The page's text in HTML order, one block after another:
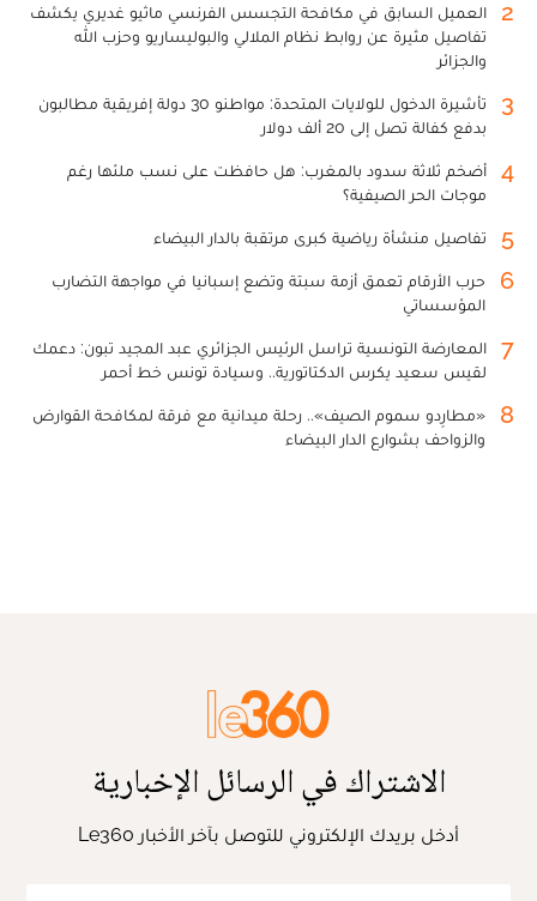
2
العميل السابق في مكافحة التجسس الفرنسي ماثيو غديري يكشف
تفاصيل مثيرة عن روابط نظام الملالي والبوليساريو وحزب الله
والجزائر
3
تأشيرة الدخول للولايات المتحدة: مواطنو 30 دولة إفريقية مطالبون
بدفع كفالة تصل إلى 20 ألف دولار
4
أضخم ثلاثة سدود بالمغرب: هل حافظت على نسب ملئها رغم
موجات الحر الصيفية؟
5 تفاصيل منشأة رياضية كبرى مرتقبة بالدار البيضاء
6
حرب الأرقام تعمق أزمة سبتة وتضع إسبانيا في مواجهة التضارب
المؤسساتي
7
المعارضة التونسية تراسل الرئيس الجزائري عبد المجيد تبون: دعمك
لقيس سعيد يكرس الدكتاتورية.. وسيادة تونس خط أحمر
8
«مطارِدو سموم الصيف».. رحلة ميدانية مع فرقة لمكافحة القوارض
والزواحف بشوارع الدار البيضاء
الاشتراك في الرسائل الإخبارية
أدخل بريدك الإلكتروني للتوصل بآخر الأخبار Le360